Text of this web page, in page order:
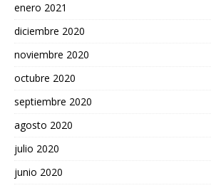
enero 2021
diciembre 2020
noviembre 2020
octubre 2020
septiembre 2020
agosto 2020
julio 2020
junio 2020